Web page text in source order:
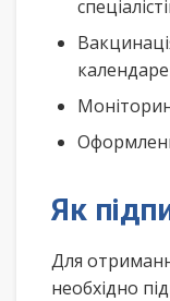
Як
Для
необхідно